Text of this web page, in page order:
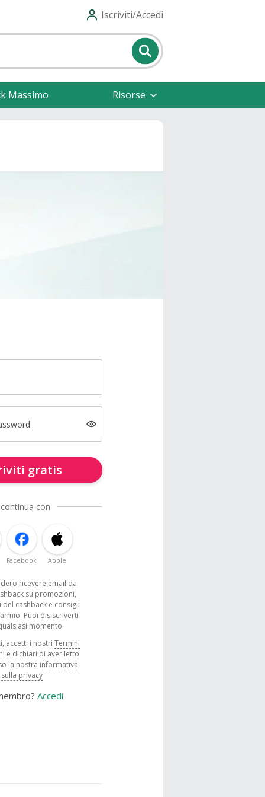
Iscriviti/Accedi
Massimo Risorse
gratis
con
Facebook Apple
ricevere email da
su promozioni,
del cashback e consigli
Puoi disiscriverti
momento.
accetti i nostri Termini
e dichiari di aver letto
la nostra informativa
sulla privacy
Accedi